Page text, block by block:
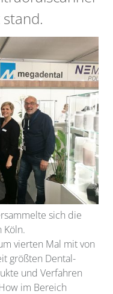
sich die
Köln.
vierten Mal mit von
größten Dental-
und Verfahren
im Bereich